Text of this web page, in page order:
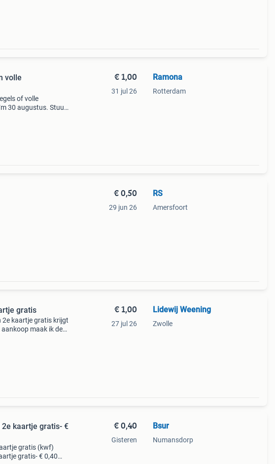
volle
of volle
30 augustus. Stuur
€ 1,00
31 jul 26
Ramona
Rotterdam
€ 0,50
29 jun 26
RS
Amersfoort
gratis
2e kaartje gratis krijgt
maak ik de
€ 1,00
27 jul 26
Lidewij Weening
Zwolle
kaartje gratis- €
gratis (kwf)
gratis- € 0,40
€ 0,40
Gisteren
Bsur
Numansdorp